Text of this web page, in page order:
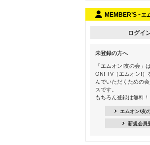
M-ON! カラオケカウン
Official髭男dism特集
よりぬき! この夏聴きた
グメドレー【歌詞入り】
21:00
季節を感じよう! シーズ
-8月編-【歌詞入り】
ージックビデオ特集
MEMBER’S ~エ
ログイ
未登録の方へ
「エムオン!友の会」
ON! TV（エムオン!）
んでいただくための
スです。
もちろん登録は無料！
エムオン!友
新規会員